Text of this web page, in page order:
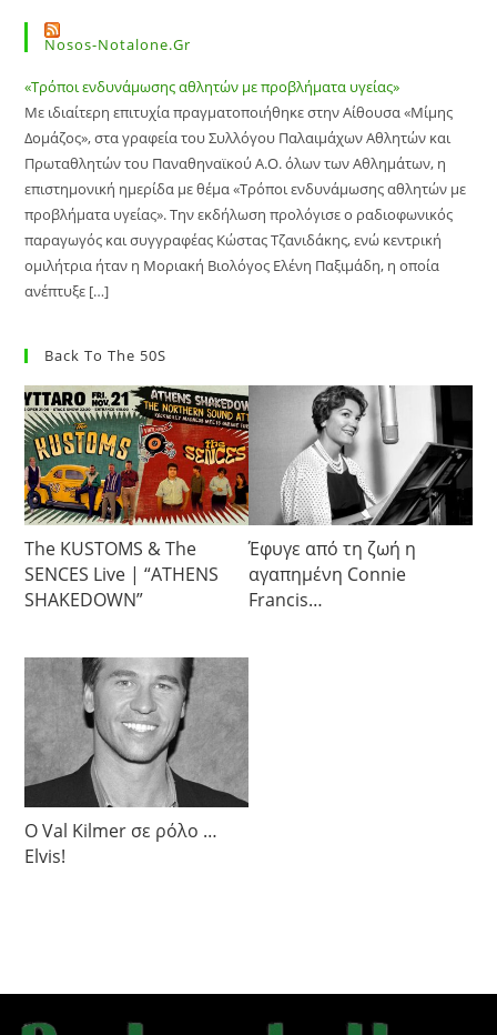
Nosos-Notalone.gr
«Τρόποι ενδυνάμωσης αθλητών με προβλήματα υγείας»
Με ιδιαίτερη επιτυχία πραγματοποιήθηκε στην Αίθουσα «Μίμης
Δομάζος», στα γραφεία του Συλλόγου Παλαιμάχων Αθλητών και
Πρωταθλητών του Παναθηναϊκού Α.Ο. όλων των Αθλημάτων, η
επιστημονική ημερίδα με θέμα «Τρόποι ενδυνάμωσης αθλητών με
προβλήματα υγείας». Την εκδήλωση προλόγισε ο ραδιοφωνικός
παραγωγός και συγγραφέας Κώστας Τζανιδάκης, ενώ κεντρική
ομιλήτρια ήταν η Μοριακή Βιολόγος Ελένη Παξιμάδη, η οποία
ανέπτυξε […]
Back To The 50S
The KUSTOMS & The
SENCES Live | “ATHENS
SHAKEDOWN”
Έφυγε από τη ζωή η
αγαπημένη Connie
Francis…
Ο Val Kilmer σε ρόλο …
Elvis!